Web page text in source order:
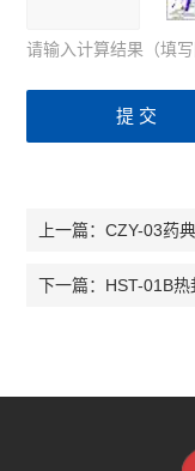
请输入计算结果（填
上一篇：CZY-03药
下一篇： HST-01B